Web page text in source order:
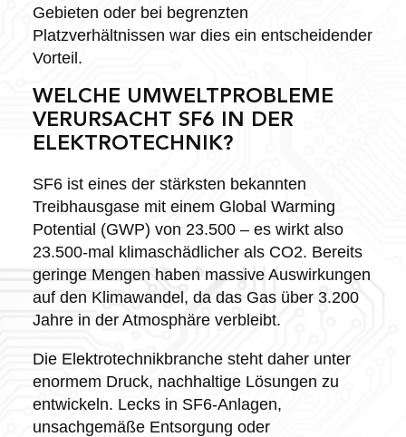
Gebieten oder bei begrenzten
Platzverhältnissen war dies ein entscheidender
Vorteil.
WELCHE UMWELTPROBLEME
VERURSACHT SF6 IN DER
ELEKTROTECHNIK?
SF6 ist eines der stärksten bekannten
Treibhausgase mit einem Global Warming
Potential (GWP) von 23.500 – es wirkt also
23.500-mal klimaschädlicher als CO2. Bereits
geringe Mengen haben massive Auswirkungen
auf den Klimawandel, da das Gas über 3.200
Jahre in der Atmosphäre verbleibt.
Die Elektrotechnikbranche steht daher unter
enormem Druck, nachhaltige Lösungen zu
entwickeln. Lecks in SF6-Anlagen,
unsachgemäße Entsorgung oder